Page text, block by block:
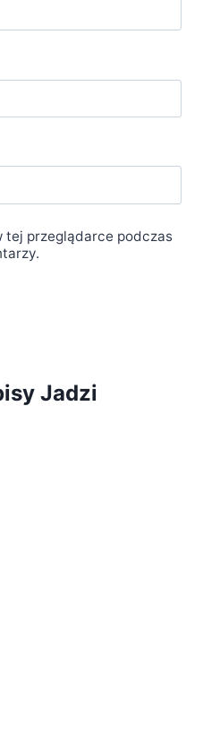
tej przeglądarce podczas
Jadzi